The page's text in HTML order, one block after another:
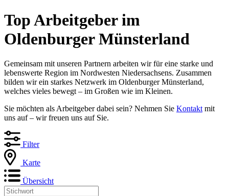
Top Arbeitgeber im
Oldenburger Münsterland
Gemeinsam mit unseren Partnern arbeiten wir für eine starke und
lebenswerte Region im Nordwesten Niedersachsens. Zusammen
bilden wir ein starkes Netzwerk im Oldenburger Münsterland,
welches vieles bewegt – im Großen wie im Kleinen.
Sie möchten als Arbeitgeber dabei sein? Nehmen Sie Kontakt mit
uns auf – wir freuen uns auf Sie.
Filter
Karte
Übersicht